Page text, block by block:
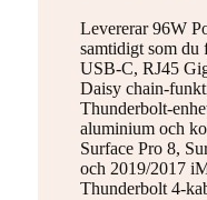
Levererar 96W
samtidigt som
USB-C, RJ45
Daisy chain-
Thunderbolt-
aluminium och
Surface Pro 8,
och 2019/2017
Thunderbolt 4-